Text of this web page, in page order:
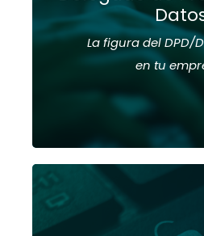
Gestión documental y
La figura del DPD/
en tu
Paqueteintegralde
Enlace entre la
Española de Protección de
de